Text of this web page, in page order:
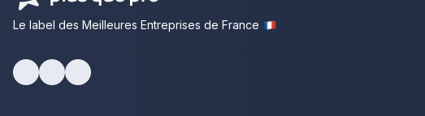
Le label des Meilleures Entreprises de France